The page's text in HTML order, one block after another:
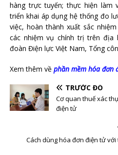
hàng trực tuyến; thực hiện làm
triển khai áp dụng hệ thống đo
việc, hoàn thành xuất sắc
các nhiệm vụ chính trị trên địa
đoàn Điện lực Việt Nam, Tổng
Xem thêm về phần mềm hóa đơn
TRƯỚC ĐÓ
Cơ quan thuế xác
điện tử
Cách dùng hóa đơn điện tử